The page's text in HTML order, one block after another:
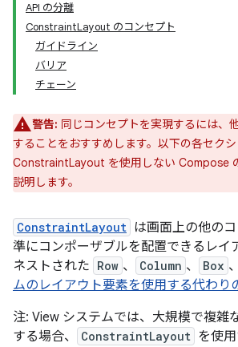
API の分離
ConstraintLayout のコンセプト
ガイドライン
バリア
チェーン
警告: 同じコンセプトを実現するには、
することをおすすめします。以下の各セクシ
ConstraintLayout を使用しない Compose
説明します。
ConstraintLayout は画面上の他の
準にコンポーザブルを配置できるレイ
ネストされた Row 、 Column 、 Box
ムのレイアウト要素を使用する代わり
注: View システムでは、大規模で複雑
する場合、
ConstraintLayout を使